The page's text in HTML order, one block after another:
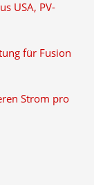
USA, PV-
für Fusion
Strom pro